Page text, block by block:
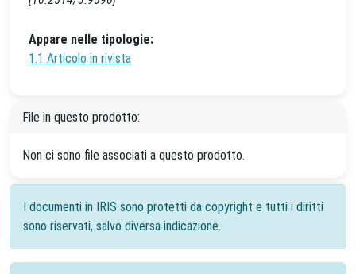
Appare nelle tipologie:
1.1 Articolo in rivista
File in questo prodotto:
Non ci sono file associati a questo prodotto.
I documenti in IRIS sono protetti da copyright e tutti i diritti
sono riservati, salvo diversa indicazione.